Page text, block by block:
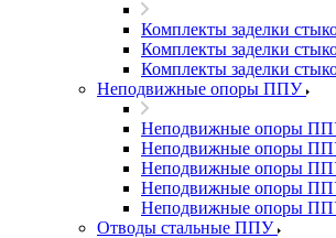
Комплекты заделки
Комплекты заделки
Комплекты заделки
Неподвижные опоры ППУ
Неподвижные опоры
Неподвижные опоры
Неподвижные опоры
Неподвижные опоры
Неподвижные опоры
Отводы стальные ППУ